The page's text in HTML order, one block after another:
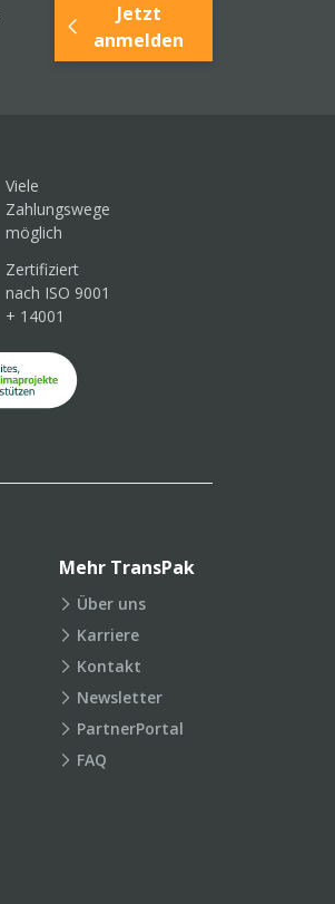
Jetzt
anmelden
Viele
Zahlungswege
möglich
Zertifiziert
nach ISO 9001
+ 14001
Mehr TransPak
Über uns
Karriere
Kontakt
Newsletter
PartnerPortal
FAQ